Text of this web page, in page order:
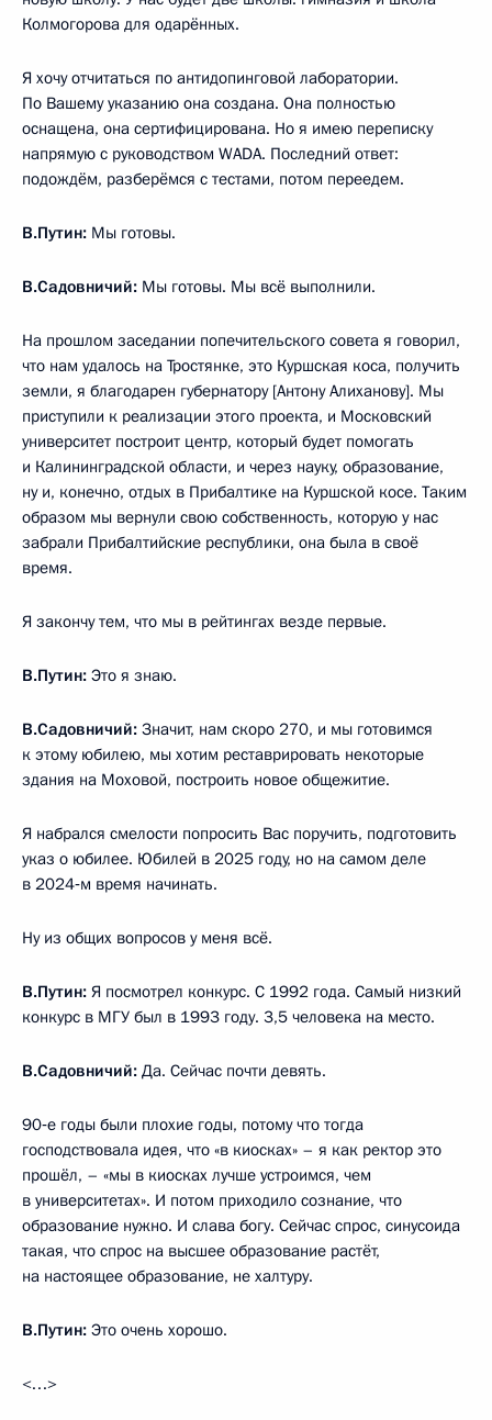
Колмогорова для одарённых.
Я хочу отчитаться по антидопинговой лаборатории.
По Вашему указанию она создана. Она полностью
оснащена, она сертифицирована. Но я имею переписку
напрямую с руководством WADA. Последний ответ:
подождём, разберёмся с тестами, потом переедем.
В.Путин: Мы готовы.
В.Садовничий: Мы готовы. Мы всё выполнили.
На прошлом заседании попечительского совета я говорил,
что нам удалось на Тростянке, это Куршская коса, получить
земли, я благодарен губернатору [Антону Алиханову]. Мы
приступили к реализации этого проекта, и Московский
университет построит центр, который будет помогать
и Калининградской области, и через науку, образование,
ну и, конечно, отдых в Прибалтике на Куршской косе. Таким
образом мы вернули свою собственность, которую у нас
забрали Прибалтийские республики, она была в своё
время.
Я закончу тем, что мы в рейтингах везде первые.
В.Путин: Это я знаю.
В.Садовничий: Значит, нам скоро 270, и мы готовимся
к этому юбилею, мы хотим реставрировать некоторые
здания на Моховой, построить новое общежитие.
Я набрался смелости попросить Вас поручить, подготовить
указ о юбилее. Юбилей в 2025 году, но на самом деле
в 2024‑м время начинать.
Ну из общих вопросов у меня всё.
В.Путин: Я посмотрел конкурс. С 1992 года. Самый низкий
конкурс в МГУ был в 1993 году. 3,5 человека на место.
В.Садовничий: Да. Сейчас почти девять.
90‑е годы были плохие годы, потому что тогда
господствовала идея, что «в киосках» – я как ректор это
прошёл, – «мы в киосках лучше устроимся, чем
в университетах». И потом приходило сознание, что
образование нужно. И слава богу. Сейчас спрос, синусоида
такая, что спрос на высшее образование растёт,
на настоящее образование, не халтуру.
В.Путин: Это очень хорошо.
<…>